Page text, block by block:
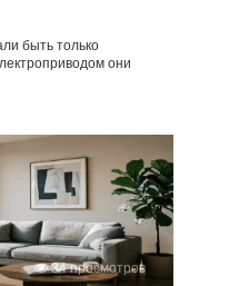
быть только
они
34 просмотров